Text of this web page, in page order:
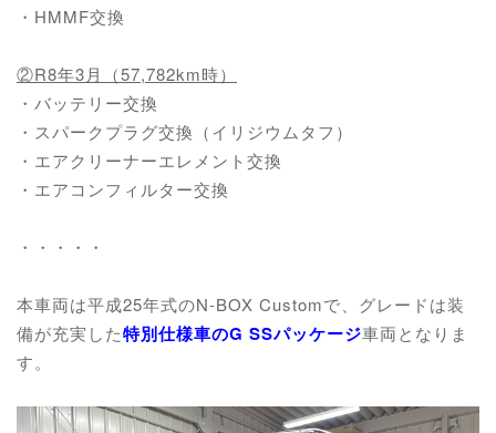
・HMMF交換
②R8年3月（57,782km時）
・バッテリー交換
・スパークプラグ交換（イリジウムタフ）
・エアクリーナーエレメント交換
・エアコンフィルター交換
・・・・・
本車両は平成25年式のN-BOX Customで、グレードは装
備が充実した特別仕様車のG SSパッケージ車両となりま
す。